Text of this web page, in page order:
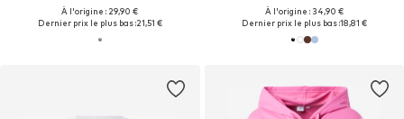
À l'origine : 29,90 €
Dernier prix le plus bas :21,51 €
À l'origine : 34,90 €
Dernier prix le plus bas :18,81 €